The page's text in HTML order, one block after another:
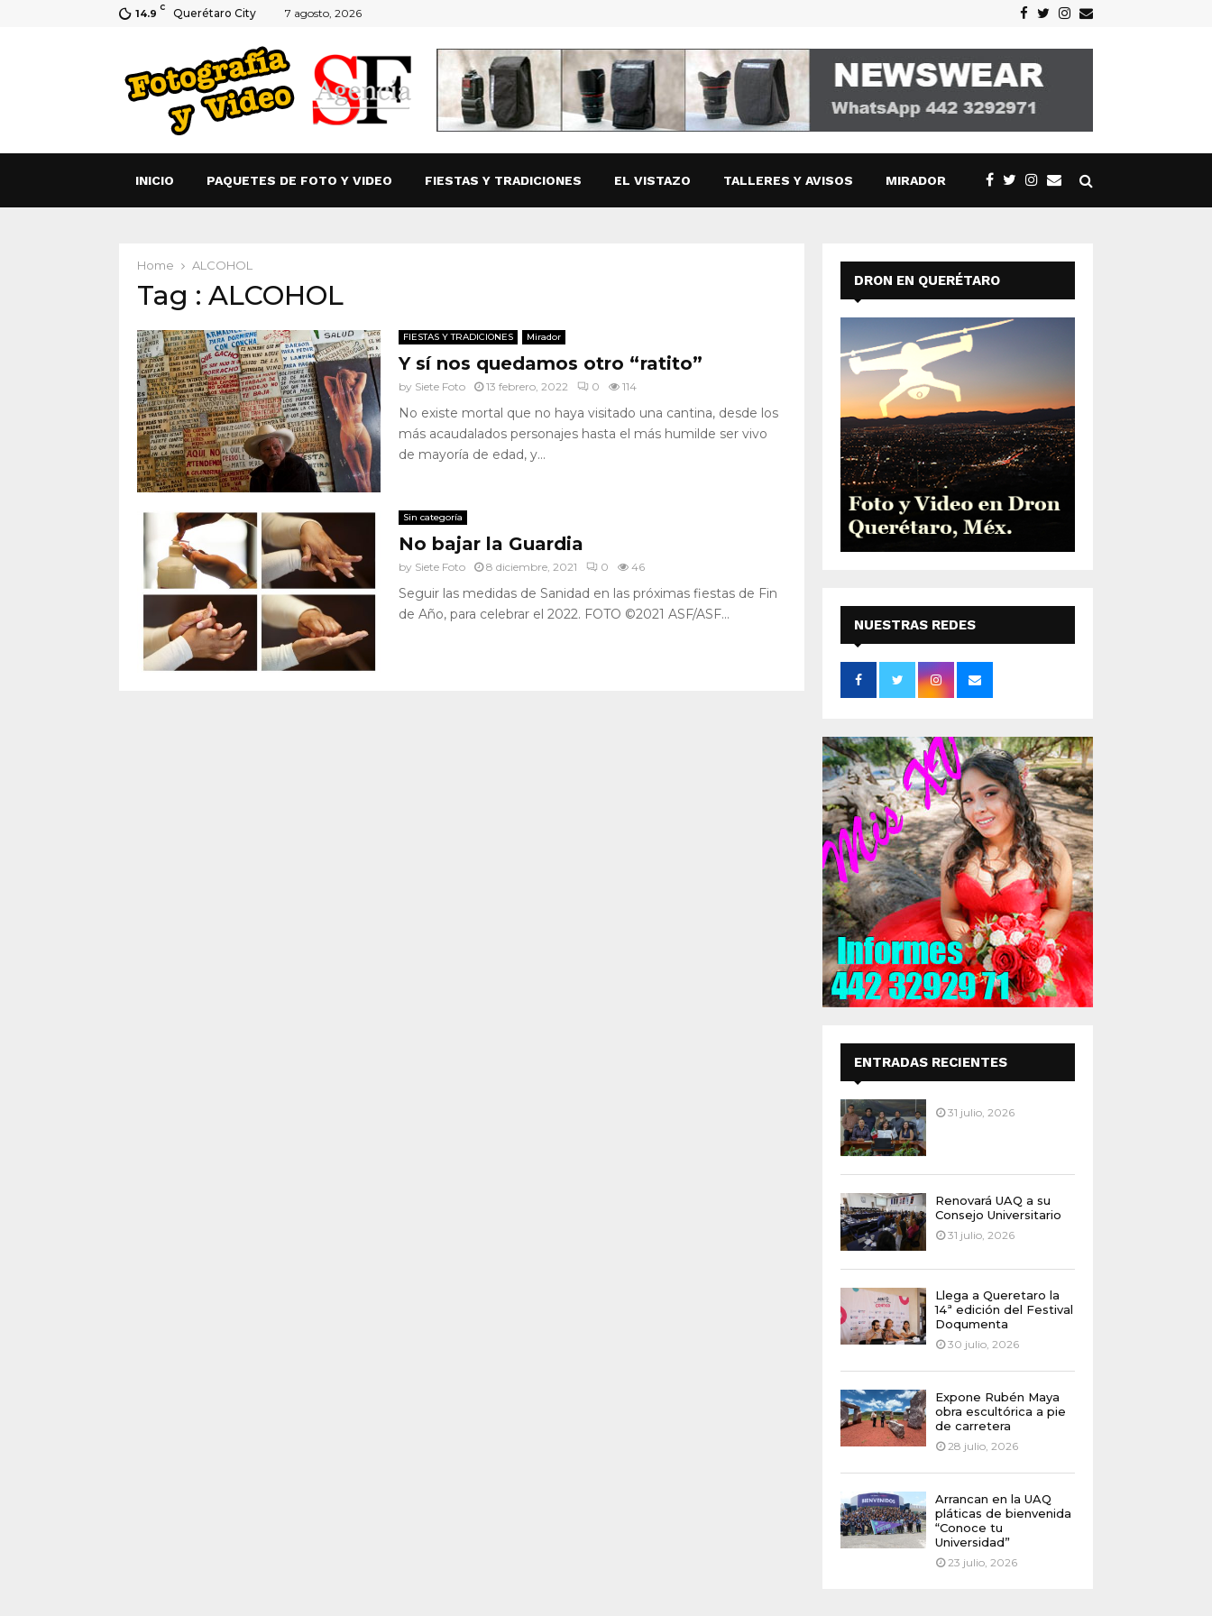
14.9 C Querétaro City 7 agosto, 2026 Facebook
TwitterInstagram
Email
INICIO PAQUETES DE FOTO Y VIDEO FIESTAS Y TRADICIONES EL VISTAZO TALLERES Y AVISOS MIRADOR
Home ALCOHOL
Tag : ALCOHOL
FIESTAS Y TRADICIONES Mirador
Y sí nos quedamos otro “ratito”
by Siete Foto 13 febrero, 2022 0 114
No existe mortal que no haya visitado una cantina, desde los
más acaudalados personajes hasta el más humilde ser vivo
de mayoría de edad, y...
Sin categoría
No bajar la Guardia
by Siete Foto 8 diciembre, 2021 0 46
Seguir las medidas de Sanidad en las próximas fiestas de Fin
de Año, para celebrar el 2022. FOTO ©2021 ASF/ASF...
DRON EN QUERÉTARO
NUESTRAS REDES
SOCIALES
ENTRADAS RECIENTES
31 julio, 2026
Renovará UAQ a su
Consejo Universitario
31 julio, 2026
Llega a Queretaro la
14ª edición del Festival
Doqumenta
30 julio, 2026
Expone Rubén Maya
obra escultórica a pie
de carretera
28 julio, 2026
Arrancan en la UAQ
pláticas de bienvenida
“Conoce tu
Universidad”
23 julio, 2026